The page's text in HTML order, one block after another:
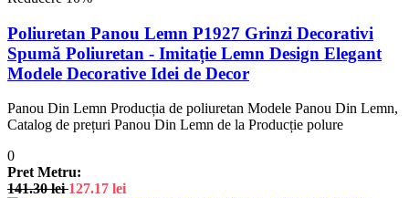
Poliuretan Panou Lemn P1927 Grinzi Decorativi
Spumă Poliuretan - Imitație Lemn Design Elegant
Modele Decorative Idei de Decor
Panou Din Lemn Producția de poliuretan Modele Panou Din Lemn,
Catalog de prețuri Panou Din Lemn de la Producție polure
0
Pret Metru:
141.30lei 127.17 lei